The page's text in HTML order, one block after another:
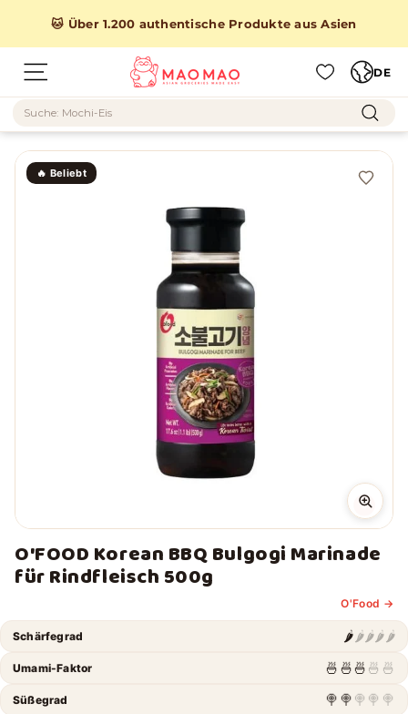
🐱 Über 1.200 authentische Produkte aus Asien
Seitennavigation
M
A
M
DE
Suche
🔥 Beliebt
O'FOOD Korean BBQ Bulgogi Marinade
für Rindfleisch 500g
O'Food →
Schärfegrad 🌶️🌶️🌶️🌶️🌶️
Umami-Faktor 🍜 🍜🍜 🍜 🍜
Süßegrad 🍭 🍭 🍭 🍭 🍭